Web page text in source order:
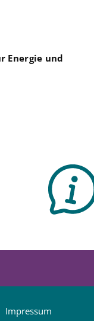
Energie und
Impressum